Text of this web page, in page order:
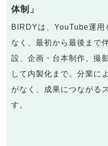
体制」
BIRDYは、YouTube運用
なく、最初から最後まで
設、企画・台本制作、撮
して内製化まで。分業に
がなく、成果につながる
す。